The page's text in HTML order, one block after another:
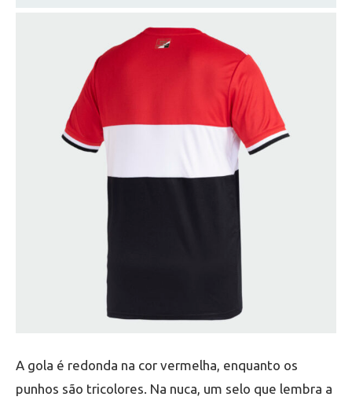
A gola é redonda na cor vermelha, enquanto os
punhos são tricolores. Na nuca, um selo que lembra a